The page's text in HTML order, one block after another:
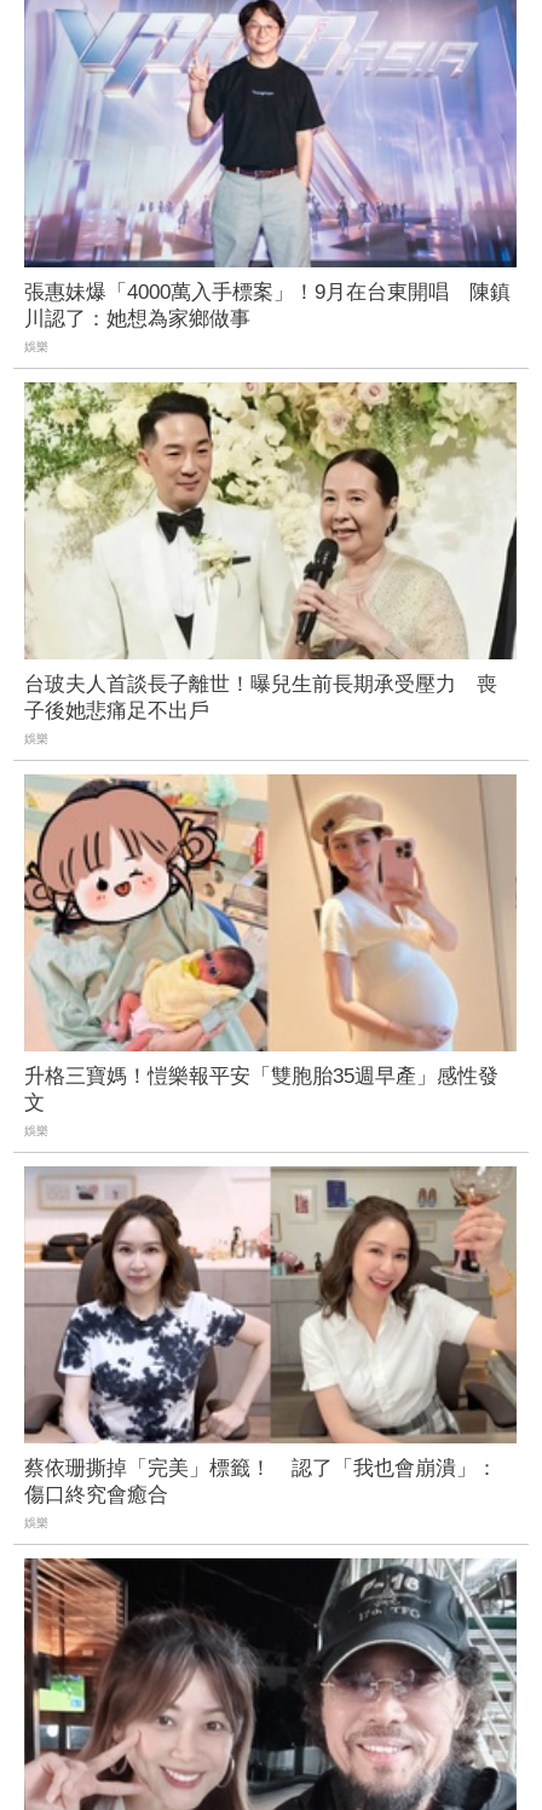
張惠妹爆「4000萬入手標案」！9月在台東開唱 陳鎮
川認了：她想為家鄉做事
娛樂
台玻夫人首談長子離世！曝兒生前長期承受壓力 喪
子後她悲痛足不出戶
娛樂
升格三寶媽！愷樂報平安「雙胞胎35週早產」感性發
文
娛樂
蔡依珊撕掉「完美」標籤！ 認了「我也會崩潰」：
傷口終究會癒合
娛樂